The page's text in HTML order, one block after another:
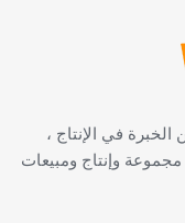
أكثر من 10 سنوات من الخبرة في الإنتاج ،
وإنتاج ومبيعات